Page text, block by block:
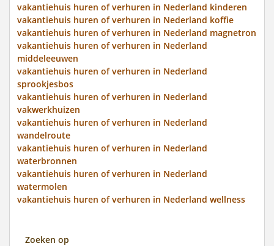
vakantiehuis huren of verhuren in Nederland kinderen
vakantiehuis huren of verhuren in Nederland koffie
vakantiehuis huren of verhuren in Nederland magnetron
vakantiehuis huren of verhuren in Nederland
middeleeuwen
vakantiehuis huren of verhuren in Nederland
sprookjesbos
vakantiehuis huren of verhuren in Nederland
vakwerkhuizen
vakantiehuis huren of verhuren in Nederland
wandelroute
vakantiehuis huren of verhuren in Nederland
waterbronnen
vakantiehuis huren of verhuren in Nederland
watermolen
vakantiehuis huren of verhuren in Nederland wellness
Zoeken op